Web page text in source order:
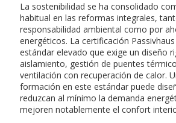
La sostenibilidad se ha consolidado
habitual en las reformas integrales,
responsabilidad ambiental como por
energéticos. La certificación
estándar elevado que exige un diseño
aislamiento, gestión de puentes
ventilación con recuperación de calor.
formación en este estándar puede
reduzcan al mínimo la demanda
mejoren notablemente el confort